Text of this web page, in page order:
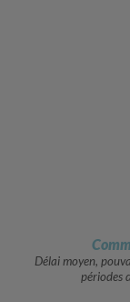
Délai moyen,
périodes